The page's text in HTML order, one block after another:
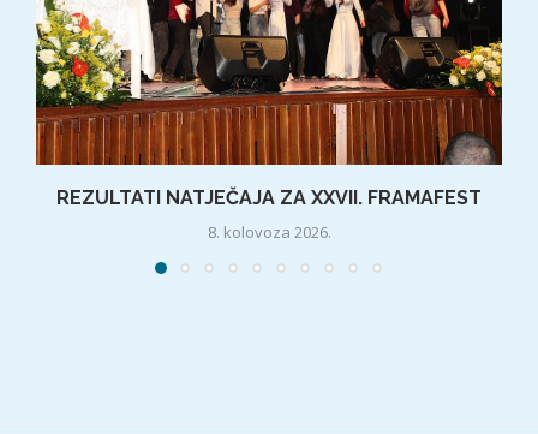
REZULTATI NATJEČAJA ZA XXVII. FRAMAFEST
8. kolovoza 2026.